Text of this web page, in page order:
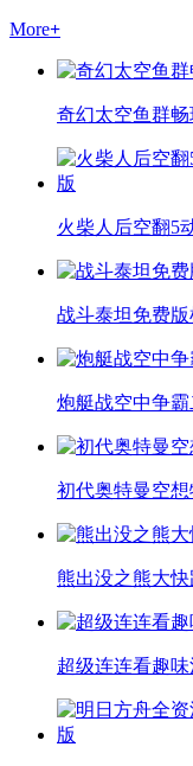
More+
奇幻太空鱼群畅
火柴人后空翻5
战斗泰坦免费
炮艇战空中争霸
初代奥特曼空
熊出没之熊大
超级连连看趣